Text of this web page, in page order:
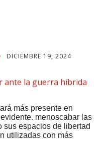
DICIEMBRE 19, 2024
más presente en
menoscabar las
sus espacios de libertad
utilizadas con más